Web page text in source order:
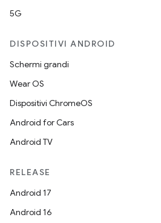
5G
DISPOSITIVI ANDROID
Schermi grandi
Wear OS
Dispositivi ChromeOS
Android for Cars
Android TV
RELEASE
Android 17
Android 16